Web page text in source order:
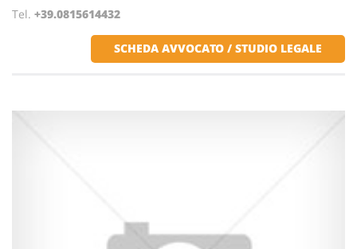
Tel. +39.0815614432
SCHEDA AVVOCATO / STUDIO LEGALE